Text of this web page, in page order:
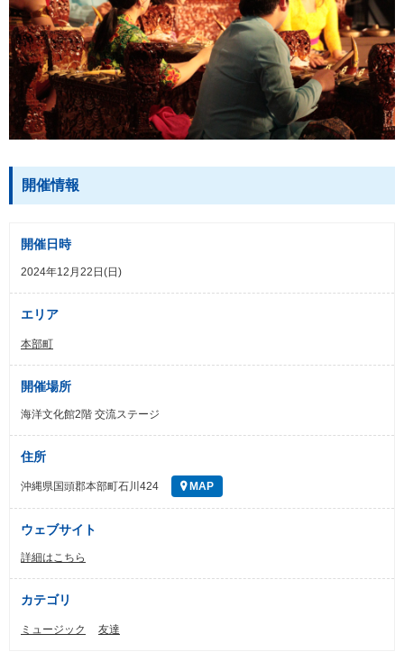
開催情報
開催日時
2024年12月22日(日)
エリア
本部町
開催場所
海洋文化館2階 交流ステージ
住所
沖縄県国頭郡本部町石川424 MAP
ウェブサイト
詳細はこちら
カテゴリ
ミュージック 友達